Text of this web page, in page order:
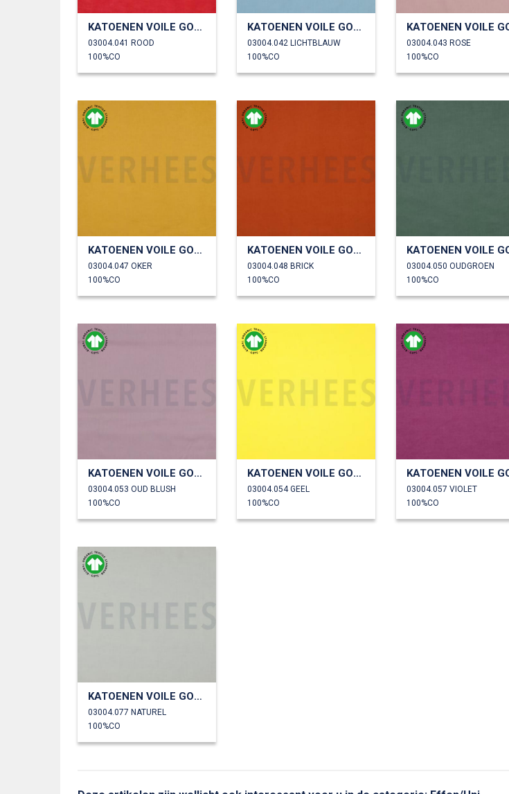
KATOENEN VOILE GOTS
03004.041 ROOD
100%CO
KATOENEN VOILE GOTS
03004.042 LICHTBLAUW
100%CO
03004.043 ROSE
100%CO
KATOENEN VOILE GOTS
03004.047 OKER
100%CO
KATOENEN VOILE GOTS
03004.048 BRICK
100%CO
03004.050 OUDGROEN
100%CO
KATOENEN VOILE GOTS
03004.053 OUD BLUSH
100%CO
KATOENEN VOILE GOTS
03004.054 GEEL
100%CO
03004.057 VIOLET
100%CO
KATOENEN VOILE GOTS
03004.077 NATUREL
100%CO